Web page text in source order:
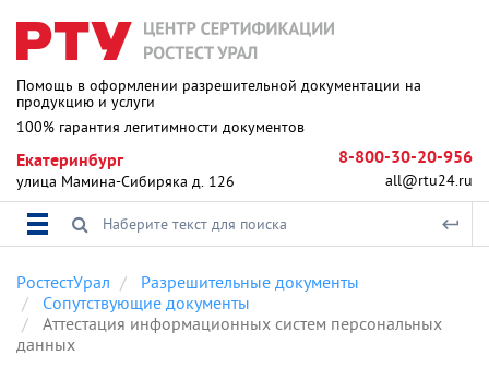
Помощь в оформлении разрешительной документации на
продукцию и услуги
100% гарантия легитимности документов
Екатеринбург
улица Мамина-Сибиряка д. 126
8-800-30-20-956
all@rtu24.ru
РостестУрал
Разрешительные документы
Сопутствующие документы
Аттестация информационных систем персональных
данных